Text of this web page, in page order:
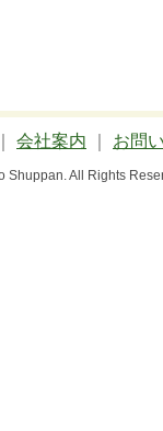
会社案内 お問
All Rights